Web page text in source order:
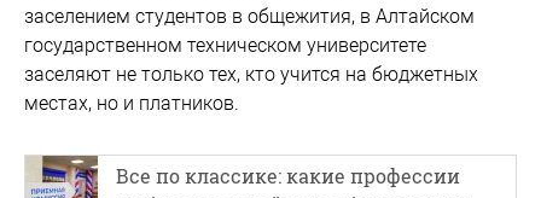
заселением студентов в общежития, в Алтайском
государственном техническом университете
заселяют не только тех, кто учится на бюджетных
местах, но и платников.
Все по классике: какие профессии